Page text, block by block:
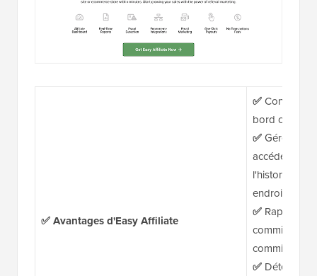
✅ Avantages d'Easy Affiliate
✅
bord convivial
✅Gérez les
accédez aux
l'historique
endroit
✅Rapports
commissions
commission
✅Détection